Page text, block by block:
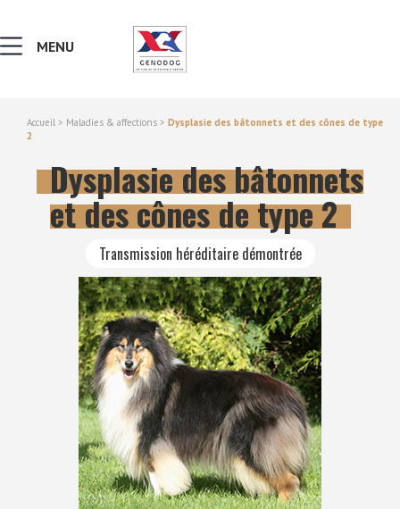
NOTIONS DE GÉNÉTIQUE
RECHERCHER UNE RACE
LEXIQUE
VERS LE SITE SCC.ASSO.FR
MENU
Accueil > Maladies & affections > Dysplasie des bâtonnets et des cônes de type
2
Dysplasie des bâtonnets
et des cônes de type 2
Transmission héréditaire démontrée